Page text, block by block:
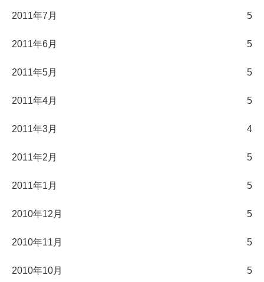
2011年7月 5
2011年6月 5
2011年5月 5
2011年4月 5
2011年3月 4
2011年2月 5
2011年1月 5
2010年12月 5
2010年11月 5
2010年10月 5